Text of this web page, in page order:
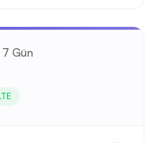
7 Gün